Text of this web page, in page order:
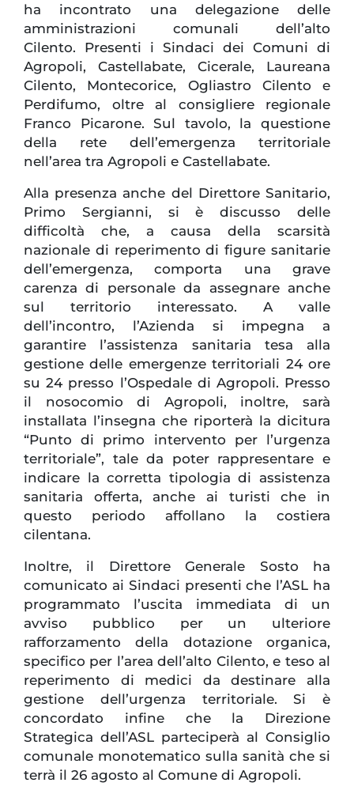
ha incontrato una delegazione delle
amministrazioni comunali dell’alto
Cilento. Presenti i Sindaci dei Comuni di
Agropoli, Castellabate, Cicerale, Laureana
Cilento, Montecorice, Ogliastro Cilento e
Perdifumo, oltre al consigliere regionale
Franco Picarone. Sul tavolo, la questione
della rete dell’emergenza territoriale
nell’area tra Agropoli e Castellabate.
Alla presenza anche del Direttore Sanitario,
Primo Sergianni, si è discusso delle
difficoltà che, a causa della scarsità
nazionale di reperimento di figure sanitarie
dell’emergenza, comporta una grave
carenza di personale da assegnare anche
sul territorio interessato. A valle
dell’incontro, l’Azienda si impegna a
garantire l’assistenza sanitaria tesa alla
gestione delle emergenze territoriali 24 ore
su 24 presso l’Ospedale di Agropoli. Presso
il nosocomio di Agropoli, inoltre, sarà
installata l’insegna che riporterà la dicitura
“Punto di primo intervento per l’urgenza
territoriale”, tale da poter rappresentare e
indicare la corretta tipologia di assistenza
sanitaria offerta, anche ai turisti che in
questo periodo affollano la costiera
cilentana.
Inoltre, il Direttore Generale Sosto ha
comunicato ai Sindaci presenti che l’ASL ha
programmato l’uscita immediata di un
avviso pubblico per un ulteriore
rafforzamento della dotazione organica,
specifico per l’area dell’alto Cilento, e teso al
reperimento di medici da destinare alla
gestione dell’urgenza territoriale. Si è
concordato infine che la Direzione
Strategica dell’ASL parteciperà al Consiglio
comunale monotematico sulla sanità che si
terrà il 26 agosto al Comune di Agropoli.